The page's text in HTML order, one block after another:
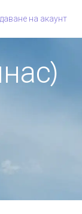
на акаунт